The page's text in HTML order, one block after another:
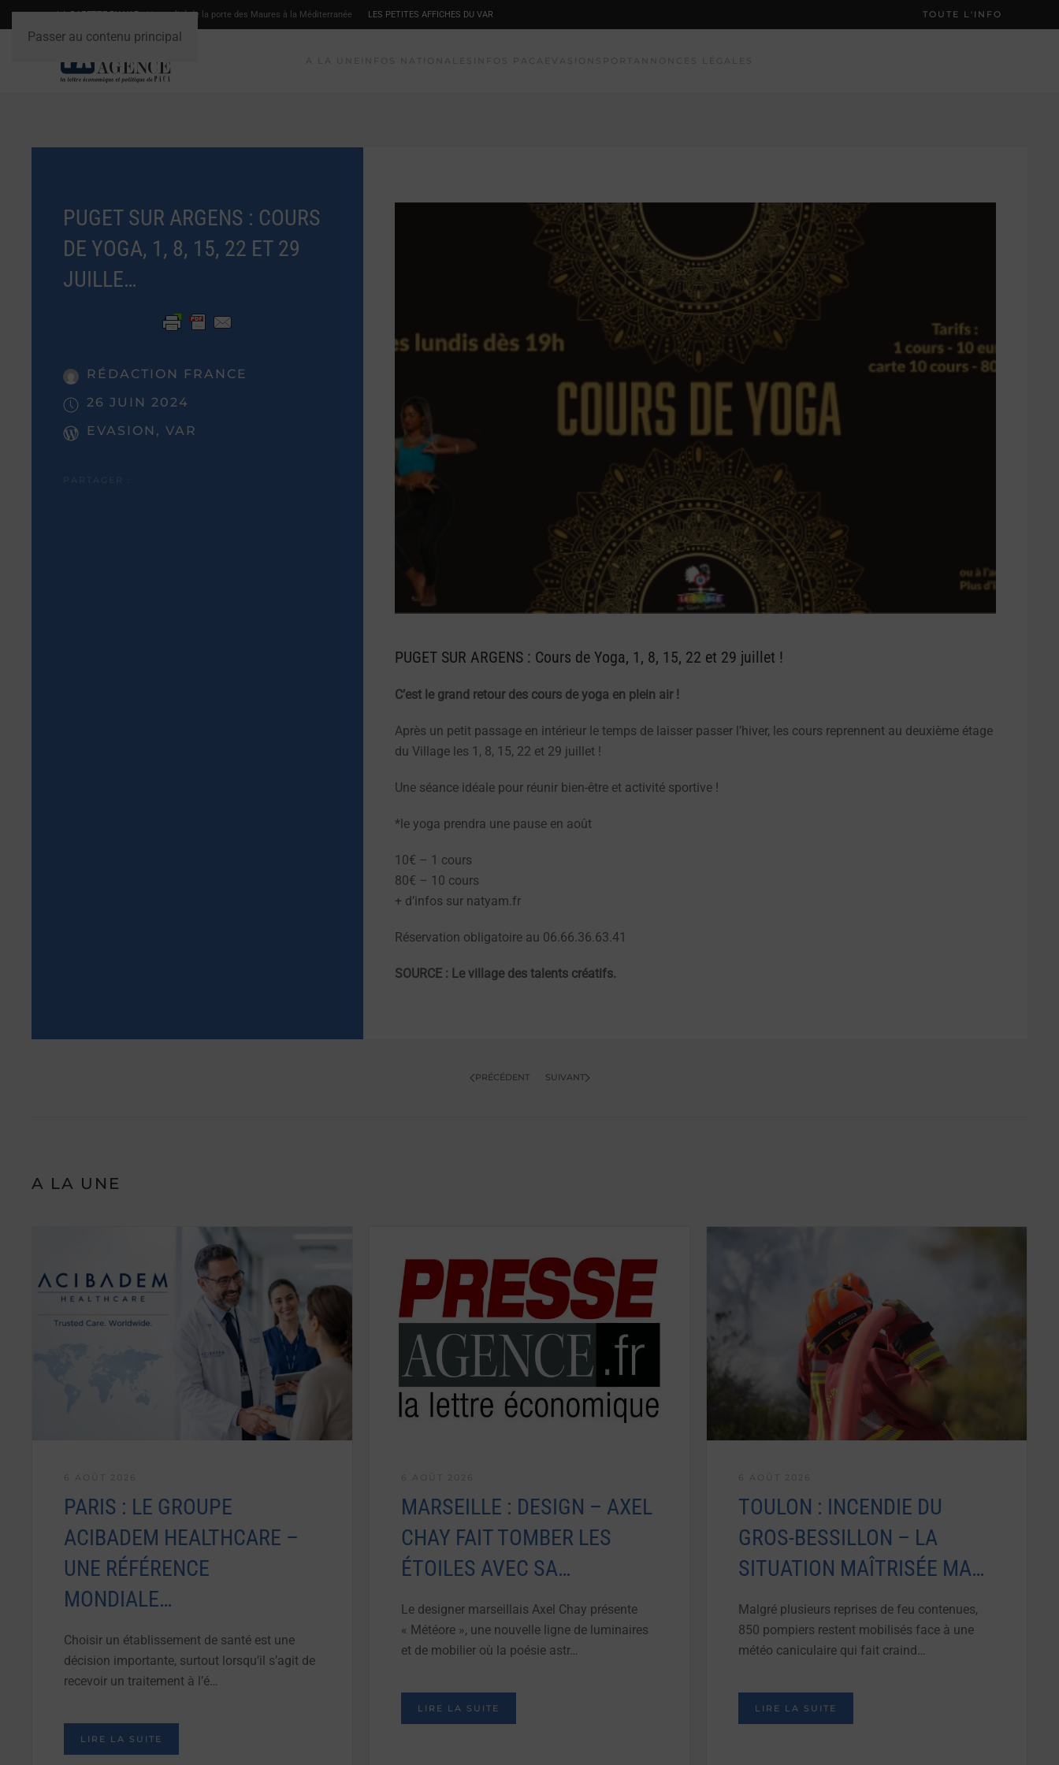
Passer au contenu principal
LA GAZETTE DU VAR- L'actualité de la porte des Maures à la Méditerranée LES PETITES AFFICHES DU VAR TOUTE L'INFO
PUGET SUR ARGENS : COURS
DE YOGA, 1, 8, 15, 22 ET 29
JUILLE…
RÉDACTION FRANCE
26 JUIN 2024
EVASION, VAR
PUGET SUR ARGENS : Cours de Yoga, 1, 8, 15, 22 et 29 juillet !
C’est le grand retour des cours de yoga en plein air !
Après un petit passage en intérieur le temps de laisser passer l’hiver, les cours reprennent au deuxième étage
du Village les 1, 8, 15, 22 et 29 juillet !
Une séance idéale pour réunir bien-être et activité sportive !
*le yoga prendra une pause en août
10€ – 1 cours
80€ – 10 cours
+ d’infos sur natyam.fr
Réservation obligatoire au 06.66.36.63.41
SOURCE : Le village des talents créatifs.
PRÉCÉDENT SUIVANT
A LA UNE
PARIS : LE GROUPE
ACIBADEM HEALTHCARE –
UNE RÉFÉRENCE
MONDIALE…
Choisir un établissement de santé est une
décision importante, surtout lorsqu’il s’agit de
recevoir un traitement à l’é…
LIRE LA SUITE
MARSEILLE : DESIGN – AXEL
CHAY FAIT TOMBER LES
ÉTOILES AVEC SA…
Le designer marseillais Axel Chay présente
« Météore », une nouvelle ligne de luminaires
et de mobilier où la poésie astr…
LIRE LA SUITE
TOULON : INCENDIE DU
GROS-BESSILLON – LA
SITUATION MAÎTRISÉE MA…
Malgré plusieurs reprises de feu contenues,
850 pompiers restent mobilisés face à une
météo caniculaire qui fait craind…
LIRE LA SUITE